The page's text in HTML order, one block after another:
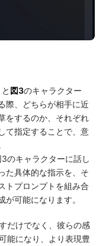
図3のキャラクター
際、どちらが相手に近
をするのか、それぞれ
て指定することで、意
のキャラクターに話し
た具体的な指示を、そ
トプロンプトを組み合
可能になります。
だけでなく、彼らの感
能になり、より表現豊